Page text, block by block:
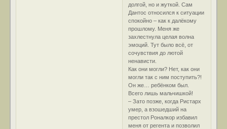
долгой, но и жуткой. Сам
Дантос относился к ситуации
спокойно – как к далёкому
прошлому. Меня же
захлестнула целая волна
эмоций. Тут было всё, от
сочувствия до лютой
ненависти.
Как они могли? Нет, как они
могли так с ним поступить?!
Он же… ребёнком был.
Всего лишь мальчишкой!
– Зато позже, когда Ристарх
умер, а взошедший на
престол Роналкор избавил
меня от регента и позволил